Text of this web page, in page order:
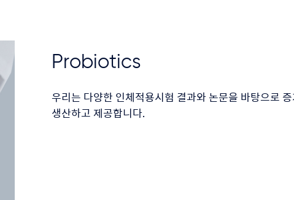
Probiotics
우리는 다양한 인체적용시험 결과와 논문을 바탕으로
생산하고 제공합니다.